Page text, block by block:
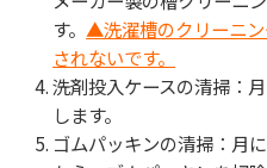
す。 ▲洗濯槽のクリーニ
されないです。
洗剤投入ケースの清掃：
します。
ゴムパッキンの清掃：月